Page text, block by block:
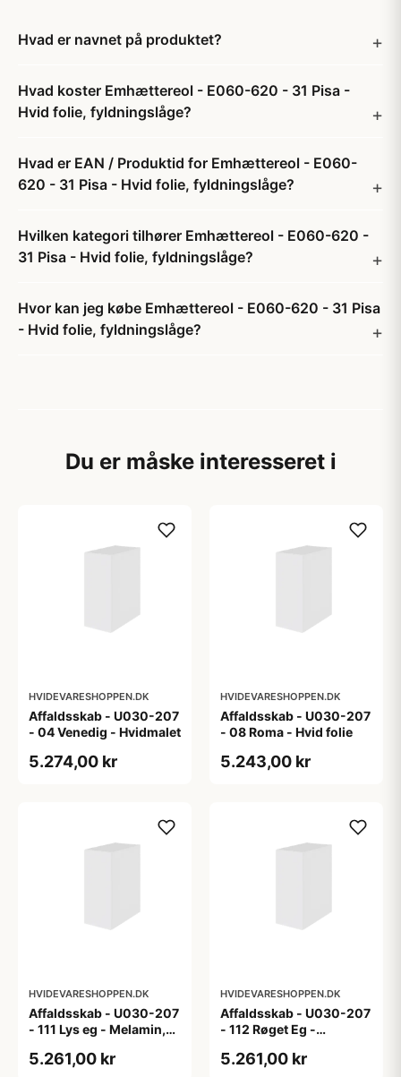
Hvad er navnet på produktet?
Hvad koster Emhættereol - E060-620 - 31 Pisa -
Hvid folie, fyldningslåge?
Hvad er EAN / Produktid for Emhættereol - E060-
620 - 31 Pisa - Hvid folie, fyldningslåge?
Hvilken kategori tilhører Emhættereol - E060-620 -
31 Pisa - Hvid folie, fyldningslåge?
Hvor kan jeg købe Emhættereol - E060-620 - 31 Pisa
- Hvid folie, fyldningslåge?
Du er måske interesseret i
HVIDEVARESHOPPEN.DK
Affaldsskab - U030-207
- 04 Venedig - Hvidmalet
5.274,00 kr
HVIDEVARESHOPPEN.DK
Affaldsskab - U030-207
- 08 Roma - Hvid folie
5.243,00 kr
HVIDEVARESHOPPEN.DK
Affaldsskab - U030-207
- 111 Lys eg - Melamin,
5.261,00 kr
HVIDEVARESHOPPEN.DK
Affaldsskab - U030-207
- 112 Røget Eg -
5.261,00 kr